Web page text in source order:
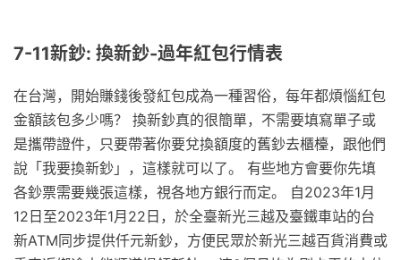
7-11新鈔: 換新鈔-過年紅包行情表
在台灣，開始賺錢後發紅包成為一種習俗，每年都煩惱紅包
金額該包多少嗎？ 換新鈔真的很簡單，不需要填寫單子或
是攜帶證件，只要帶著你要兌換額度的舊鈔去櫃檯，跟他們
說「我要換新鈔」，這樣就可以了。 有些地方會要你先填
各鈔票需要幾張這樣，視各地方銀行而定。 自2023年1月
12日至2023年1月22日，於全臺新光三越及臺鐵車站的台
新ATM同步提供仟元新鈔，方便民眾於新光三越百貨消費或